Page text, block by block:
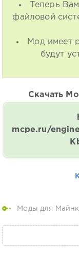
Теперь
файловой
Мод имеет
будут
Скачать
mcpe.ru/
Моды для